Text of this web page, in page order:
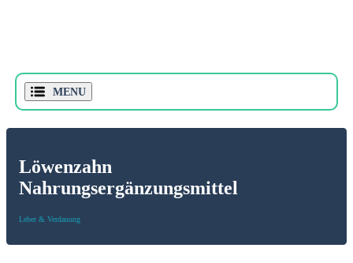
Löwenzahn
Nahrungsergänzungsmittel
Leber & Verdauung